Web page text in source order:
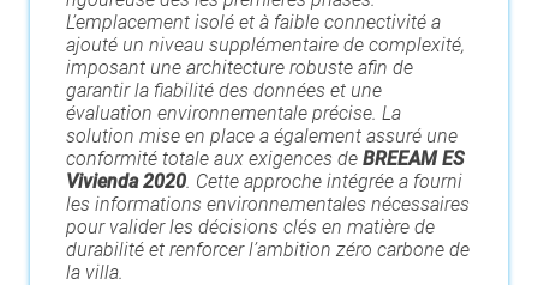
L’emplacement isolé et à faible connectivité a
ajouté un niveau supplémentaire de complexité,
imposant une architecture robuste afin de
garantir la fiabilité des données et une
évaluation environnementale précise. La
solution mise en place a également assuré une
conformité totale aux exigences de BREEAM ES
Vivienda 2020 . Cette approche intégrée a fourni
les informations environnementales nécessaires
pour valider les décisions clés en matière de
durabilité et renforcer l’ambition zéro carbone de
la villa.